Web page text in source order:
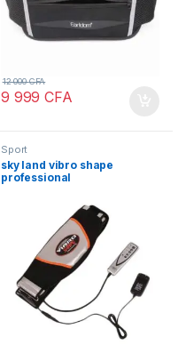
9 999CFA
12 000CFA
Sport
sky land vibro shape
professional